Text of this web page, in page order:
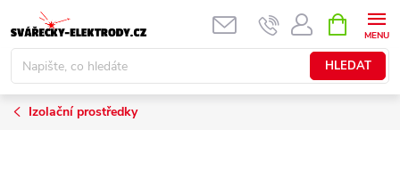
na
obsah
HLEDAT
NÁKUPNÍ
KOŠÍK
Izolační prostředky